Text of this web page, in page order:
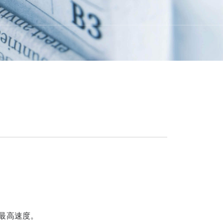
高速度。